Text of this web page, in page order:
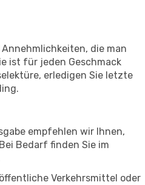
die man
ist für jeden Geschmack
erledigen Sie letzte
empfehlen wir Ihnen,
Bedarf finden Sie im
Verkehrsmittel oder